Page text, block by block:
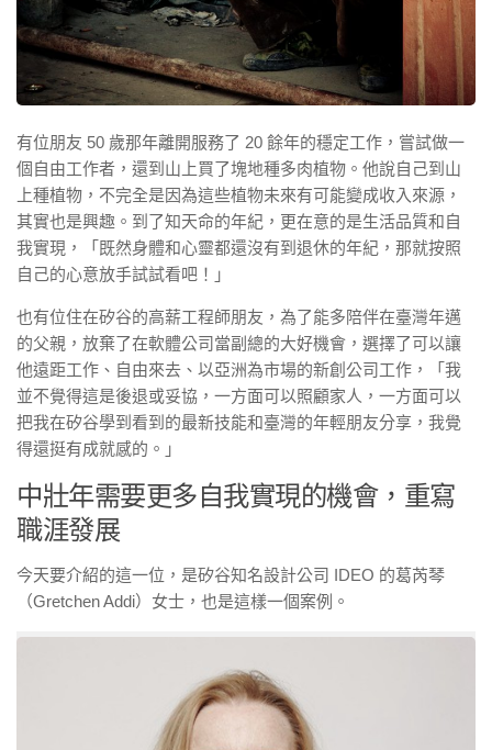
有位朋友 50 歲那年離開服務了 20 餘年的穩定工作，嘗試做一
個自由工作者，還到山上買了塊地種多肉植物。他說自己到山
上種植物，不完全是因為這些植物未來有可能變成收入來源，
其實也是興趣。到了知天命的年紀，更在意的是生活品質和自
我實現，「既然身體和心靈都還沒有到退休的年紀，那就按照
自己的心意放手試試看吧！」
也有位住在矽谷的高薪工程師朋友，為了能多陪伴在臺灣年邁
的父親，放棄了在軟體公司當副總的大好機會，選擇了可以讓
他遠距工作、自由來去、以亞洲為市場的新創公司工作，「我
並不覺得這是後退或妥協，一方面可以照顧家人，一方面可以
把我在矽谷學到看到的最新技能和臺灣的年輕朋友分享，我覺
得還挺有成就感的。」
中壯年需要更多自我實現的機會，重寫
職涯發展
今天要介紹的這一位，是矽谷知名設計公司 IDEO 的葛芮琴
（Gretchen Addi）女士，也是這樣一個案例。